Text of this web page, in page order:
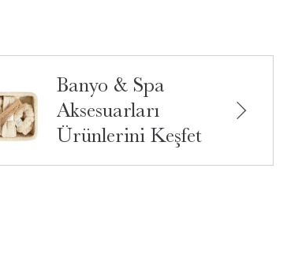
Banyo & Spa
Aksesuarları
Ürünlerini Keşfet